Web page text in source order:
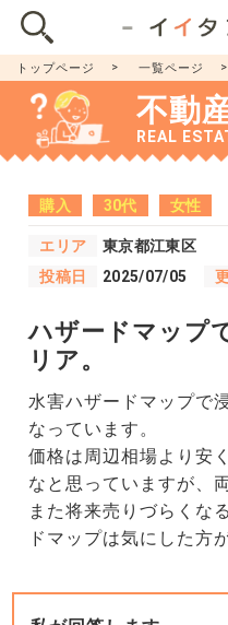
トップページ 一覧ページ
不動
REAL
購入 30代 女性
エリア
東京都江東区
投稿日
2025/07/05
ハザードマップ
リア。
水害ハザードマップで
なっています。
価格は周辺相場より安
なと思っていますが、
また将来売りづらくな
ドマップは気にした方